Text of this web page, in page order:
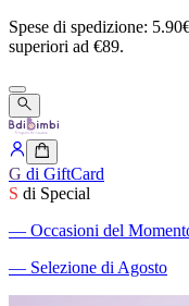
Spese di spedizione:
superiori ad €89.
G di GiftCard
S di Special
― Occasioni del
― Selezione di Agosto